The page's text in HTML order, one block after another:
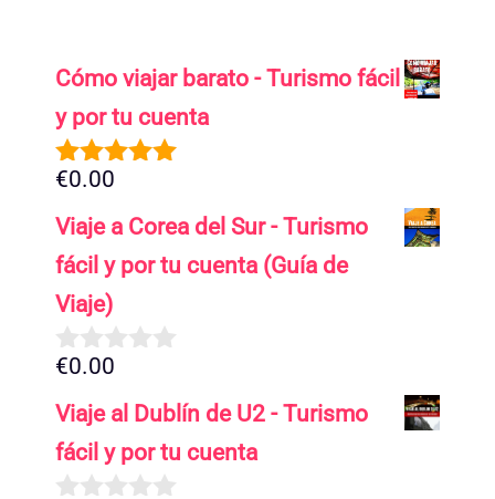
Cómo viajar barato - Turismo fácil
y por tu cuenta
5.00de 5
€0.00
Viaje a Corea del Sur - Turismo
fácil y por tu cuenta (Guía de
Viaje)
0
e
5
€0.00
Viaje al Dublín de U2 - Turismo
fácil y por tu cuenta